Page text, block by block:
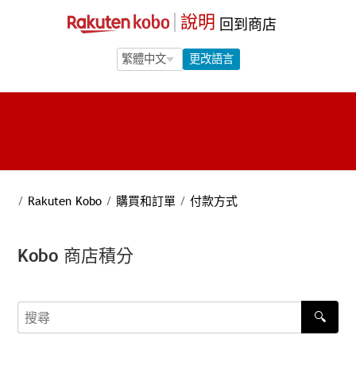
說明 回到商店
Language Selection
Language Selection
更改語言
/ Rakuten Kobo / 購買和訂單 / 付款方式
Kobo 商店積分
搜尋
🔍